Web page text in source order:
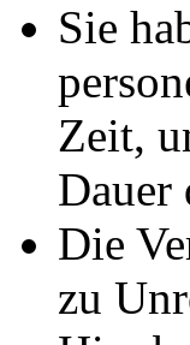
Sie
Zeit,
Dauer
Die
zu